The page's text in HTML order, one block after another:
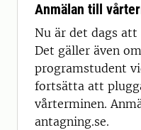
Anmälan till
Nu är det dags
Det gäller även
programstudent
fortsätta att
vårterminen.
antagning.se.